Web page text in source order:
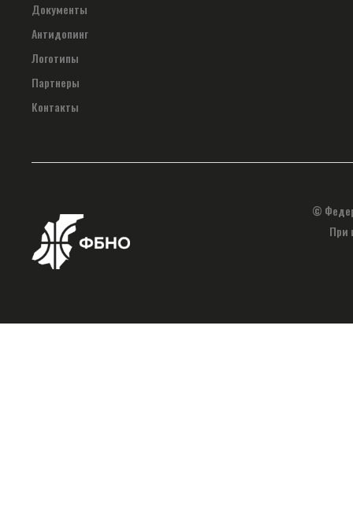
Документы
Антидопинг
Логотипы
Партнеры
Контакты
©
При